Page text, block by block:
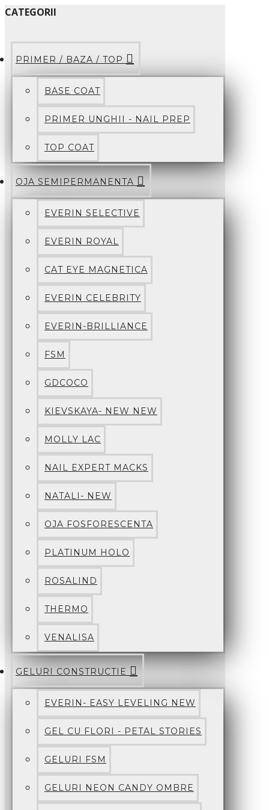
CATEGORII
PRIMER / BAZA / TOP
BASE COAT
PRIMER UNGHII - NAIL PREP
TOP COAT
OJA SEMIPERMANENTA
EVERIN SELECTIVE
EVERIN ROYAL
CAT EYE MAGNETICA
EVERIN CELEBRITY
EVERIN-BRILLIANCE
FSM
GDCOCO
KIEVSKAYA- NEW NEW
MOLLY LAC
NAIL EXPERT MACKS
NATALI- NEW
OJA FOSFORESCENTA
PLATINUM HOLO
ROSALIND
THERMO
VENALISA
GELURI CONSTRUCTIE
EVERIN- EASY LEVELING NEW
GEL CU FLORI - PETAL STORIES
GELURI FSM
GELURI NEON CANDY OMBRE